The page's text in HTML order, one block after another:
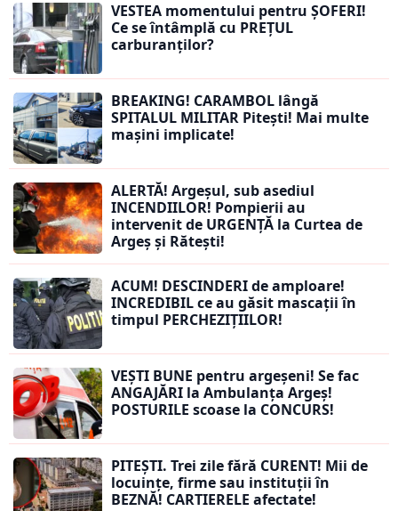
VESTEA momentului pentru ȘOFERI!
Ce se întâmplă cu PREȚUL
carburanților?
BREAKING! CARAMBOL lângă
SPITALUL MILITAR Pitești! Mai multe
mașini implicate!
ALERTĂ! Argeșul, sub asediul
INCENDIILOR! Pompierii au
intervenit de URGENȚĂ la Curtea de
Argeș și Rătești!
ACUM! DESCINDERI de amploare!
INCREDIBIL ce au găsit mascații în
timpul PERCHEZIȚIILOR!
VEȘTI BUNE pentru argeșeni! Se fac
ANGAJĂRI la Ambulanța Argeș!
POSTURILE scoase la CONCURS!
PITEȘTI. Trei zile fără CURENT! Mii de
locuințe, firme sau instituții în
BEZNĂ! CARTIERELE afectate!